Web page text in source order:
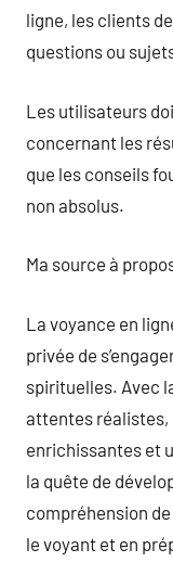
ligne, les clients
questions ou
Les utilisateurs
concernant les
que les conseils
non absolus.
Ma source à
La voyance en
privée de
spirituelles. Avec
attentes réalistes,
enrichissantes et
la quête de
compréhension
le voyant et en